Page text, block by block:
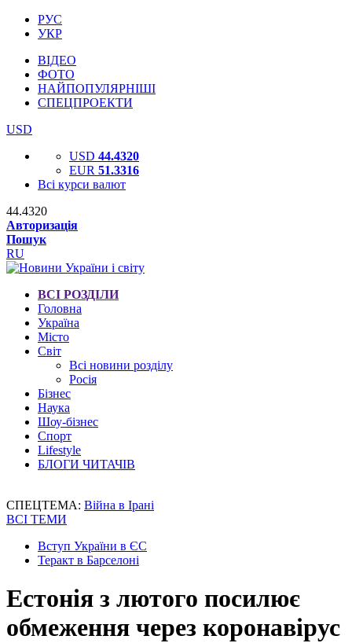
РУС
УКР
ВІДЕО
ФОТО
НАЙПОПУЛЯРНІШІ
СПЕЦПРОЕКТИ
USD
USD 44.4320
EUR 51.3316
Всі курси валют
44.4320
Авторизація
Пошук
RU
ВСІ РОЗДІЛИ
Головна
Україна
Місто
Світ
Всі новини розділу
Росія
Бізнес
Наука
Шоу-бізнес
Спорт
Lifestyle
БЛОГИ ЧИТАЧІВ
СПЕЦТЕМА: Війна в Ірані
ВСІ ТЕМИ
Вступ України в ЄС
Теракт в Барселоні
Естонія з лютого посилює
обмеження через коронавірус